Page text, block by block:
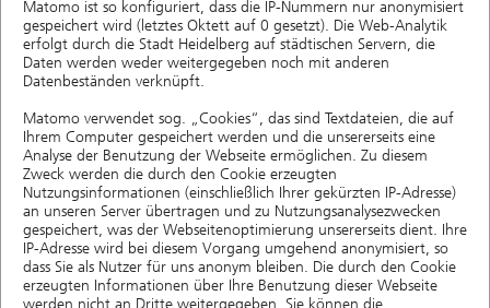
Matomo ist so konfiguriert, dass die IP-Nummern nur anonymisiert
gespeichert wird (letztes Oktett auf 0 gesetzt). Die Web-Analytik
erfolgt durch die Stadt Heidelberg auf städtischen Servern, die
Daten werden weder weitergegeben noch mit anderen
Datenbeständen verknüpft.
Matomo verwendet sog. „Cookies“, das sind Textdateien, die auf
Ihrem Computer gespeichert werden und die unsererseits eine
Analyse der Benutzung der Webseite ermöglichen. Zu diesem
Zweck werden die durch den Cookie erzeugten
Nutzungsinformationen (einschließlich Ihrer gekürzten IP-Adresse)
an unseren Server übertragen und zu Nutzungsanalysezwecken
gespeichert, was der Webseitenoptimierung unsererseits dient. Ihre
IP-Adresse wird bei diesem Vorgang umge­hend anony­mi­siert, so
dass Sie als Nutzer für uns anonym bleiben. Die durch den Cookie
erzeugten Informationen über Ihre Benutzung dieser Webseite